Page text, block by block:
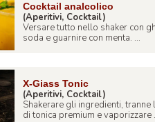
Cocktail analcolico
(Aperitivi, Cocktail)
Versare tutto nello shaker con
soda e guarnire con menta. ...
X-Giass Tonic
(Aperitivi, Cocktail)
Shakerare gli ingredienti,
di tonica premium e vaporizzare